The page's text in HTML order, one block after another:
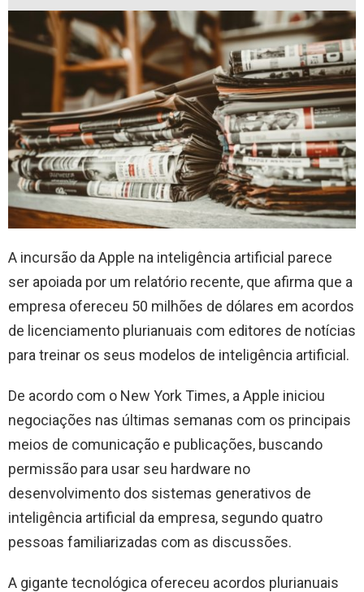
A incursão da Apple na inteligência artificial parece
ser apoiada por um relatório recente, que afirma que a
empresa ofereceu 50 milhões de dólares em acordos
de licenciamento plurianuais com editores de notícias
para treinar os seus modelos de inteligência artificial.
De acordo com o New York Times, a Apple iniciou
negociações nas últimas semanas com os principais
meios de comunicação e publicações, buscando
permissão para usar seu hardware no
desenvolvimento dos sistemas generativos de
inteligência artificial da empresa, segundo quatro
pessoas familiarizadas com as discussões.
A gigante tecnológica ofereceu acordos plurianuais